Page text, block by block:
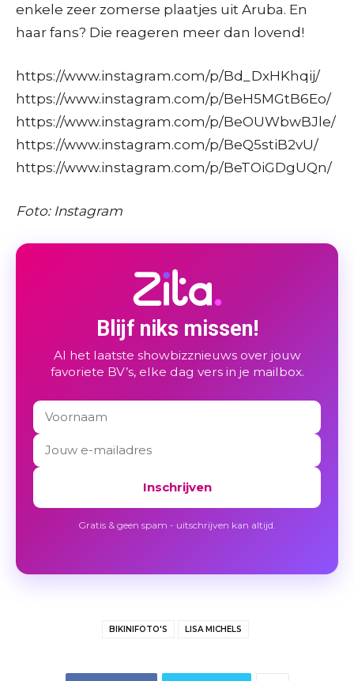
enkele zeer zomerse plaatjes uit Aruba. En
haar fans? Die reageren meer dan lovend!
https://www.instagram.com/p/Bd_DxHKhqij/
https://www.instagram.com/p/BeH5MGtB6Eo/
https://www.instagram.com/p/BeOUWbwBJle/
https://www.instagram.com/p/BeQ5stiB2vU/
https://www.instagram.com/p/BeTOiGDgUQn/
Foto: Instagram
Blijf niks missen!
Al het laatste showbizznieuws over jouw
favoriete BV’s, elke dag vers in je mailbox.
Inschrijven
Gratis & geen spam - uitschrijven kan altijd.
BIKINIFOTO'S LISA MICHELS